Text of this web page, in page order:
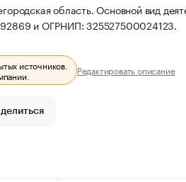
область. Основной вид
и ОГРНИП: 325527500024123.
источников.
Редактировать описание